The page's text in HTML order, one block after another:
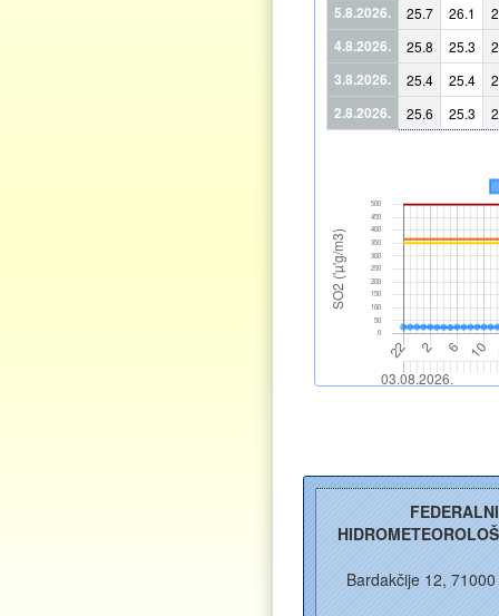
5.8.2026. 25.7 26.1
4.8.2026. 25.8 25.3
3.8.2026. 25.4 25.4
2.8.2026. 25.6 25.3
FEDERALNI
Bardakčije 12,